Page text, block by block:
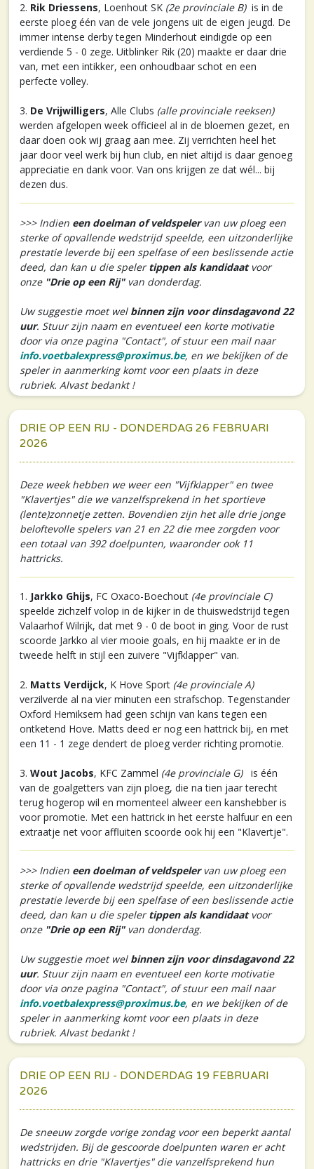
2. Rik Driessens, Loenhout SK (2e provinciale B)is in de
eerste ploeg één van de vele jongens uit de eigen jeugd. De
immer intense derby tegen Minderhout eindigde op een
verdiende 5 - 0 zege. Uitblinker Rik (20) maakte er daar drie
van, met een intikker, een onhoudbaar schot en een
perfecte volley.
3. De Vrijwilligers, Alle Clubs (alle provinciale reeksen)
werden afgelopen week officieel al in de bloemen gezet, en
daar doen ook wij graag aan mee. Zij verrichten heel het
jaar door veel werk bij hun club, en niet altijd is daar genoeg
appreciatie en dank voor. Van ons krijgen ze dat wél... bij
dezen dus.
>>> Indien een doelman of veldspelervan uw ploeg een
sterke of opvallende wedstrijd speelde, een uitzonderlijke
prestatie leverde bij een spelfase of een beslissende actie
deed, dan kan u die spelertippen als kandidaatvoor
onze "Drie op een Rij"van donderdag.
Uw suggestie moet wel binnen zijn voor dinsdagavond 22
uur. Stuur zijn naam en eventueel een korte motivatie
door via onze pagina "Contact", of stuur een mail naar
info.voetbalexpress@proximus.be, en we bekijken of de
speler in aanmerking komt voor een plaats in deze
rubriek. Alvast bedankt !
DRIE OP EEN RIJ - DONDERDAG 26 FEBRUARI
2026
Deze week hebben we weer een "Vijfklapper" en twee
"Klavertjes" die we vanzelfsprekend in het sportieve
(lente)zonnetje zetten. Bovendien zijn het alle drie jonge
beloftevolle spelers van 21 en 22 die mee zorgden voor
een totaal van 392 doelpunten, waaronder ook 11
hattricks.
1. Jarkko Ghijs, FC Oxaco-Boechout (4e provinciale C)
speelde zichzelf volop in de kijker in de thuiswedstrijd tegen
Valaarhof Wilrijk, dat met 9 - 0 de boot in ging. Voor de rust
scoorde Jarkko al vier mooie goals, en hij maakte er in de
tweede helft in stijl een zuivere "Vijfklapper" van.
2. Matts Verdijck, K Hove Sport (4e provinciale A)
verzilverde al na vier minuten een strafschop. Tegenstander
Oxford Hemiksem had geen schijn van kans tegen een
ontketend Hove. Matts deed er nog een hattrick bij, en met
een 11 - 1 zege dendert de ploeg verder richting promotie.
3. Wout Jacobs, KFC Zammel (4e provinciale G)is één
van de goalgetters van zijn ploeg, die na tien jaar terecht
terug hogerop wil en momenteel alweer een kanshebber is
voor promotie. Met een hattrick in het eerste halfuur en een
extraatje net voor affluiten scoorde ook hij een "Klavertje".
>>> Indien een doelman of veldspelervan uw ploeg een
sterke of opvallende wedstrijd speelde, een uitzonderlijke
prestatie leverde bij een spelfase of een beslissende actie
deed, dan kan u die spelertippen als kandidaatvoor
onze "Drie op een Rij"van donderdag.
Uw suggestie moet wel binnen zijn voor dinsdagavond 22
uur. Stuur zijn naam en eventueel een korte motivatie
door via onze pagina "Contact", of stuur een mail naar
info.voetbalexpress@proximus.be, en we bekijken of de
speler in aanmerking komt voor een plaats in deze
rubriek. Alvast bedankt !
DRIE OP EEN RIJ - DONDERDAG 19 FEBRUARI
2026
De sneeuw zorgde vorige zondag voor een beperkt aantal
wedstrijden. Bij de gescoorde doelpunten waren er acht
hattricks en drie "Klavertjes" die vanzelfsprekend hun